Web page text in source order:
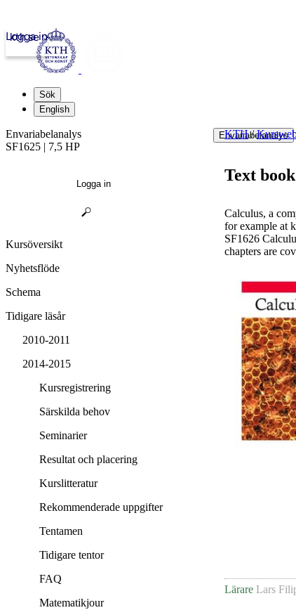
kth.se
Logga in
Sök
English
Envariabelanalys
KTH /
Text book
Calculus, a
for example at
SF1626
chapters are
Lärare Lars
Envariabelanalys
SF1625 | 7,5 HP
Logga in
Kursöversikt
Nyhetsflöde
Schema
Tidigare läsår
2010-2011
2014-2015
Kursregistrering
Särskilda behov
Seminarier
Resultat och placering
Kurslitteratur
Rekommenderade uppgifter
Tentamen
Tidigare tentor
FAQ
Matematikjour